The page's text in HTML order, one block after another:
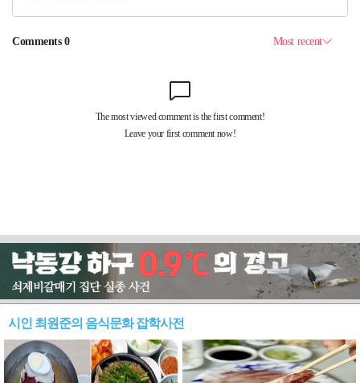
시인 최원준의 음식문화 잡학사전